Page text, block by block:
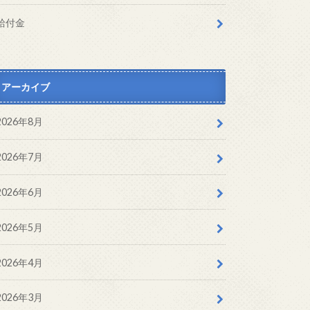
付金
アーカイブ
年8月
年7月
年6月
年5月
年4月
年3月